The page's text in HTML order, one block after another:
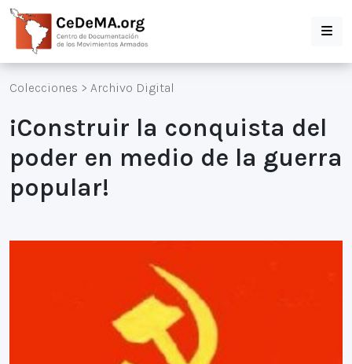
Colecciones > Archivo Digital
¡Construir la conquista del
poder en medio de la guerra
popular!